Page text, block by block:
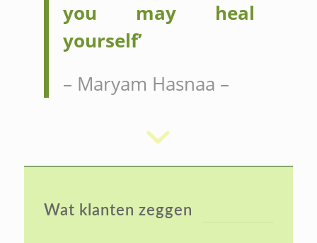
you may heal
yourself’
– Maryam Hasnaa –
Wat klanten zeggen